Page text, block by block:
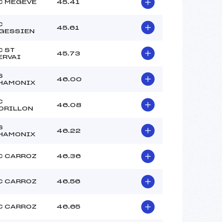
:
MEGEVE 45.41
45.61
ST
45.73
46.00
46.08
46.22
CARROZ 46.36
CARROZ 46.56
CARROZ 46.65